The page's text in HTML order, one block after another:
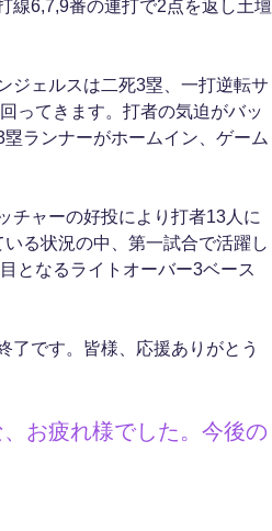
線6,7,9番の連打で2点を返し土壇
ジェルスは二死3塁、一打逆転サ
ってきます。打者の気迫がバッ
ランナーがホームイン、ゲーム
チャーの好投により打者13人に
る状況の中、第一試合で活躍し
となるライトオーバー3ベース
了です。皆様、応援ありがとう
お疲れ様でした。今後の